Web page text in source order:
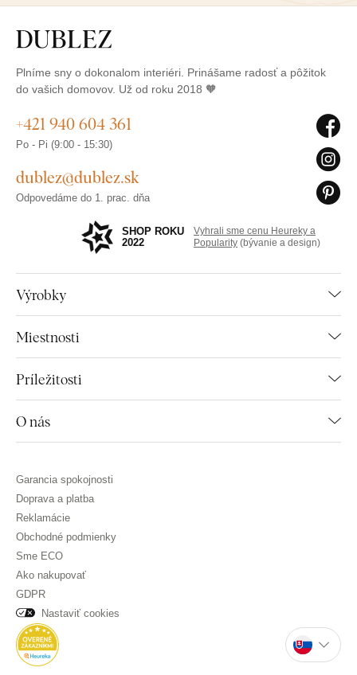
Plníme sny o dokonalom interiéri. Prinášame radosť a pôžitok
do vašich domovov. Už od roku 2018 🧡
Výrobky
Miestnosti
Príležitosti
O nás
+421 940 604 361
Po - Pi (9:00 - 15:30)
dublez@dublez.sk
Odpovedáme do 1. prac. dňa
SHOP ROKU
2022
Vyhrali sme cenu Heureky a
Popularity (bývanie a design)
Garancia spokojnosti
Doprava a platba
Reklamácie
Obchodné podmienky
Sme ECO
Ako nakupovať
GDPR
Nastaviť cookies